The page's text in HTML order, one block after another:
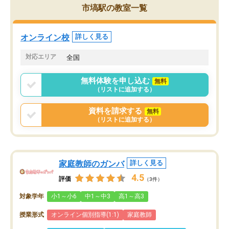
を推敲することが可能だ。
どの人も優しく、親身に接してくださ
るのでやる気も出て、良かったで
す！！
を社会人として働いてい
標を見つける事が出来ま
市塙駅の教室一覧
オンライン校 詳しく見る
対応エリア 全国
無料体験を申し込む
無料
（リストに追加する）
資料を請求する
無料
（リストに追加する）
家庭教師のガンバ 詳しく見る
評価 4.5 （3件）
対象学年 小1～小6 中1～中3 高1～高3
授業形式 オンライン個別指導(1:1) 家庭教師